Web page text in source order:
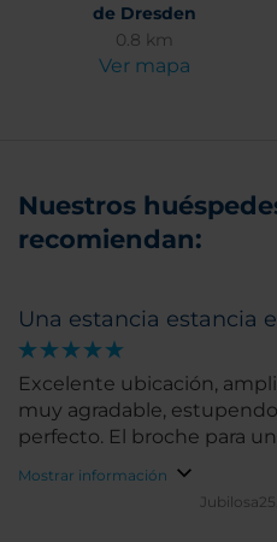
de Dresden
0.8 km
Ver mapa
Nuestros
recomiendan:
Una estancia estancia
Excelente ubicación,
muy agradable,
perfecto. El broche para
Mostrar información
Jubilosa25.